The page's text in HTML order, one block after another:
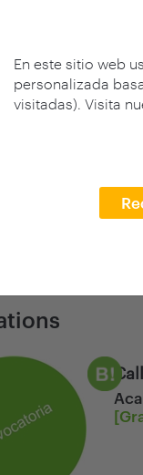
En este sitio web
personalizada
visitadas). Visita